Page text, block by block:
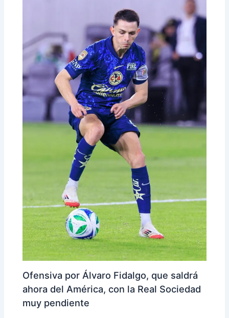
Ofensiva por Álvaro Fidalgo, que saldrá
ahora del América, con la Real Sociedad
muy pendiente